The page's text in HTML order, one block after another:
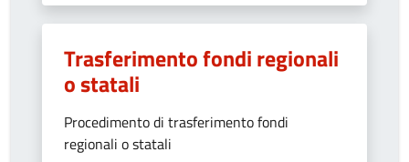
Trasferimento fondi regionali
o statali
Procedimento di trasferimento fondi
regionali o statali